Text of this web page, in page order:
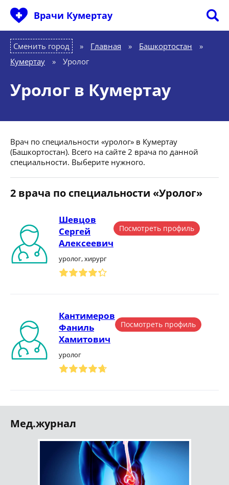
Врачи Кумертау
Сменить город Главная » Башкортостан
»
Кумертау
» Уролог
Уролог в Кумертау
Врач по специальности «уролог» в Кумертау
(Башкортостан). Всего на сайте 2 врача по данной
специальности. Выберите нужного.
2 врача по специальности «Уролог»
Шевцов
Сергей
Алексеевич
уролог, хирург
Посмотреть профиль
Кантимеров
Фаниль
Хамитович
уролог
Посмотреть профиль
Мед.журнал